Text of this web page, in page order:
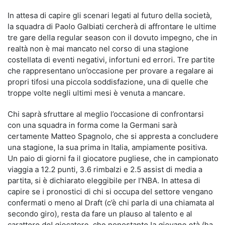
In attesa di capire gli scenari legati al futuro della società,
la squadra di Paolo Galbiati cercherà di affrontare le ultime
tre gare della regular season con il dovuto impegno, che in
realtà non è mai mancato nel corso di una stagione
costellata di eventi negativi, infortuni ed errori. Tre partite
che rappresentano un’occasione per provare a regalare ai
propri tifosi una piccola soddisfazione, una di quelle che
troppe volte negli ultimi mesi è venuta a mancare.
Chi saprà sfruttare al meglio l’occasione di confrontarsi
con una squadra in forma come la Germani sarà
certamente Matteo Spagnolo, che si appresta a concludere
una stagione, la sua prima in Italia, ampiamente positiva.
Un paio di giorni fa il giocatore pugliese, che in campionato
viaggia a 12.2 punti, 3.6 rimbalzi e 2.5 assist di media a
partita, si è dichiarato eleggibile per l’NBA. In attesa di
capire se i pronostici di chi si occupa del settore vengano
confermati o meno al Draft (c’è chi parla di una chiamata al
secondo giro), resta da fare un plauso al talento e al